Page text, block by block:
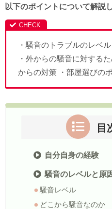
以下のポイントについて解説
・騒音のトラブルのレベ
・外からの騒音に対する
からの対策 ・部屋選びの
目
自分自身の経験
騒音のレベルと原
騒音レベル
どこから騒音なのか